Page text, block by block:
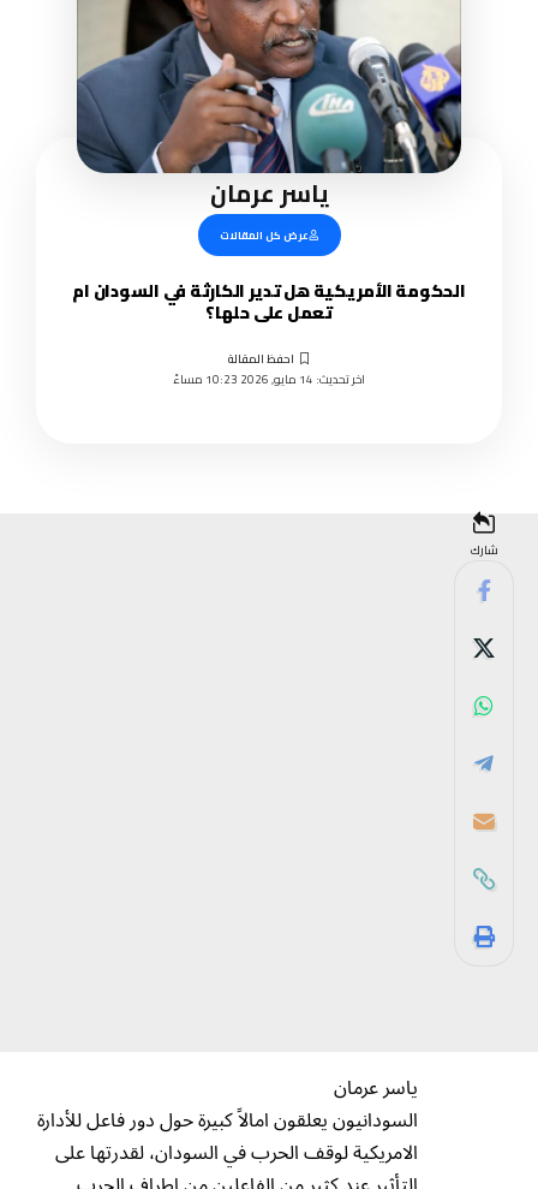
ياسر عرمان
عرض كل المقالات
الحكومة الأمريكية هل تدير الكارثة في السودان ام
تعمل على حلها؟
اخر تحديث: 14 مايو, 2026 10:23 مساءً
شارك
ياسر عرمان
السودانيون يعلقون امالاً كبيرة حول دور فاعل للأدارة
الامريكية لوقف الحرب في السودان، لقدرتها على